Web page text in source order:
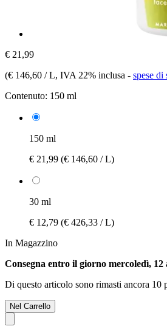
€ 21,99
(€ 146,60 / L, IVA 22% inclusa - spese di
Contenuto: 150 ml
150 ml
€ 21,99 (€ 146,60 / L)
30 ml
€ 12,79 (€ 426,33 / L)
In Magazzino
Consegna entro il giorno mercoledì, 12
Di questo articolo sono rimasti ancora 10
Nel Carrello